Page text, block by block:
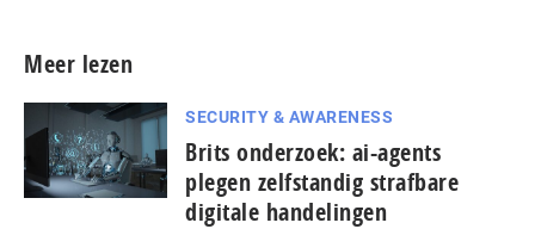
Meer lezen
SECURITY & AWARENESS
Brits onderzoek: ai-agents
plegen zelfstandig strafbare
digitale handelingen